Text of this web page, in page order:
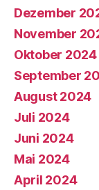
Dezember
November
Oktober 2024
September
August 2024
Juli 2024
Juni 2024
Mai 2024
April 2024